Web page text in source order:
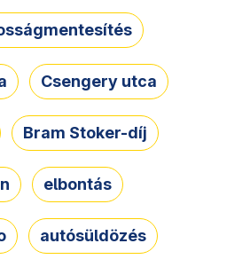
Csengery utca
Bram Stoker-díj
elbontás
autósüldözés